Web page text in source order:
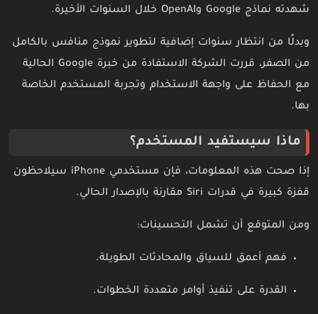
شهدته نماذج Google وOpenAI خلال السنوات الأخيرة.
وبدلًا من انتظار سنوات إضافية لتطوير نموذج منافس بالكامل
من الصفر، قررت الشركة الاستفادة من خبرة Google الحالية
مع الحفاظ على واجهة الاستخدام وتجربة المستخدم الخاصة
بها.
ماذا سيستفيد المستخدم؟
إذا صحت هذه المعلومات، فإن مستخدمي iPhone سيلاحظون
قفزة كبيرة في قدرات Siri مقارنة بالإصدار الحالي.
ومن المتوقع أن تشمل التحسينات:
فهم أعمق للسياق والمحادثات الطويلة.
القدرة على تنفيذ أوامر متعددة الخطوات.